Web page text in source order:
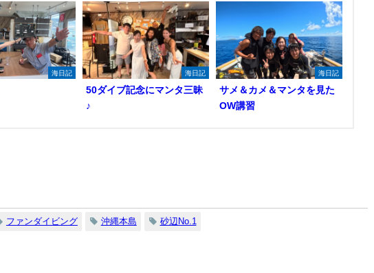
海日記 海日記
50ダイブ記念にマンタ三昧
♪
海日記
サメ＆カメ＆マンタを見た
OW講習
ファンダイビング 沖縄本島 砂辺No.1